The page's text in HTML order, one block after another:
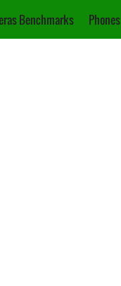
Benchmarks Phones